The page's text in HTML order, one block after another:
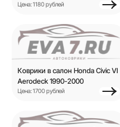
Цена: 1180 рублей
Коврики в салон Honda Civic VI
Aerodeck 1990-2000
Цена: 1700 рублей